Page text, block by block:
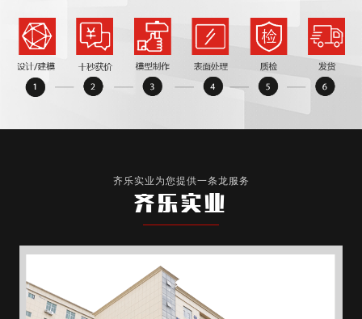
齐乐实业为您提供一条龙服务
齐乐实业